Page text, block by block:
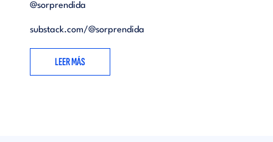
@sorprendida
substack.com/@sorprendida
LEER MÁS